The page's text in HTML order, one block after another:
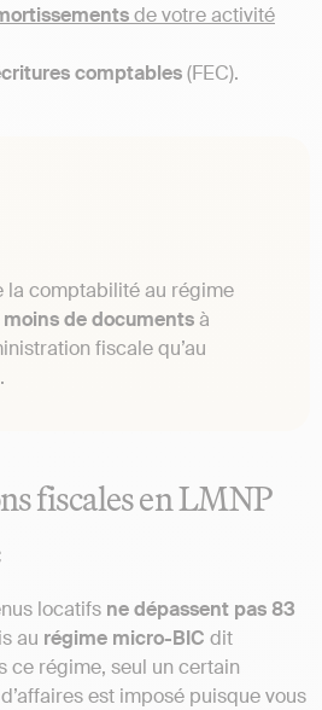
de votre activité
comptables(FEC).
la comptabilité au régime
moins de documentsà
fiscale qu’au
fiscales en LMNP
locatifs ne dépassent pas 83
au régime micro-BIC dit
ce régime, seul un certain
est imposé puisque vous